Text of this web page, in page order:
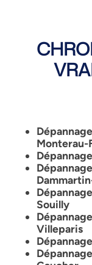
Monterau-
Souilly
Villeparis